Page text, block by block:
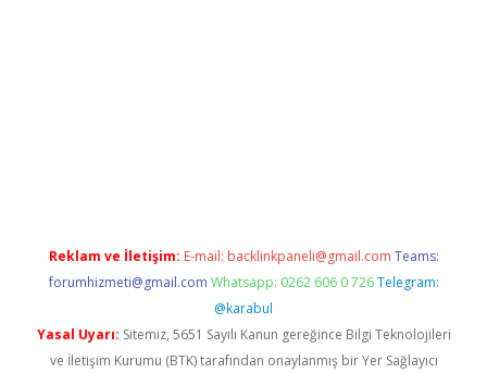
Reklam ve İletişim: E-mail: backlinkpaneli@gmail.com Teams:
forumhizmeti@gmail.com Whatsapp: 0262 606 0 726 Telegram:
@karabul
Yasal Uyarı: Sitemiz, 5651 Sayılı Kanun gereğince Bilgi Teknolojileri
ve İletişim Kurumu (BTK) tarafından onaylanmış bir Yer Sağlayıcı